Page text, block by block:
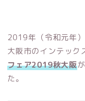
2019年（令和元年
大阪市のインテック
フェア2019秋大阪
た。